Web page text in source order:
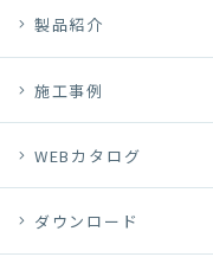
製品紹介
施工事例
WEBカタログ
ダウンロード